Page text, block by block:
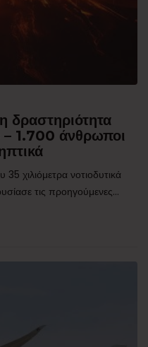
δραστηριότητα
– 1.700 άνθρωποι
χιλιόμετρα νοτιοδυτικά
τις προηγούμενες...